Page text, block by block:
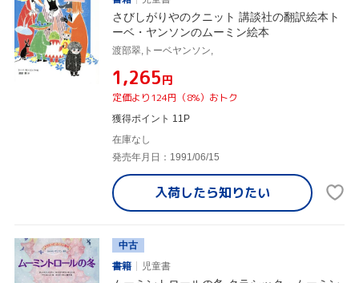
さびしがりやのクニット 講談社の翻訳絵本ト
ーベ・ヤンソンのムーミン絵本
渡部翠,トーベヤンソン,
¥1,265円
定価より124円（8%）おトク
獲得ポイント 11P
在庫なし
発売年月日：1991/06/15
入荷したら知りたい
中古
書籍
児童書